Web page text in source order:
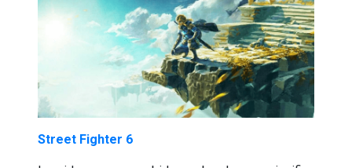
Street Fighter 6